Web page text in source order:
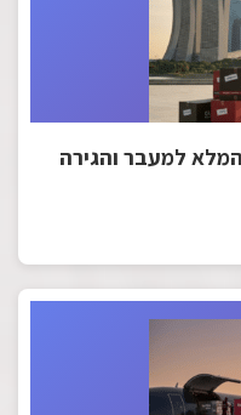
המלא למעבר והגירה